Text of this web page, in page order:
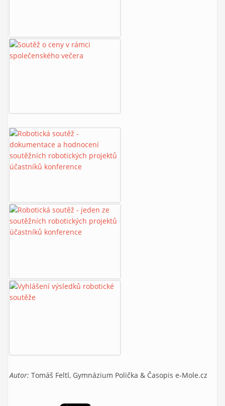
Autor: Tomáš Feltl, Gymnázium Polička & Časopis e-Mole.cz